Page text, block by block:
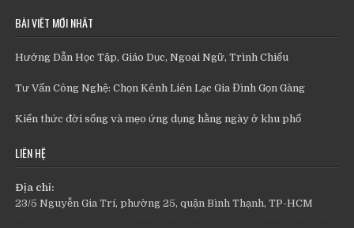
BÀI VIẾT MỚI NHẤT
Hướng Dẫn Học Tập, Giáo Dục, Ngoại Ngữ, Trình Chiếu
Tư Vấn Công Nghệ: Chọn Kênh Liên Lạc Gia Đình Gọn Gàng
Kiến thức đời sống và mẹo ứng dụng hằng ngày ở khu phố
LIÊN HỆ
Địa chỉ:
23/5 Nguyễn Gia Trí, phường 25, quận Bình Thạnh, TP-HCM